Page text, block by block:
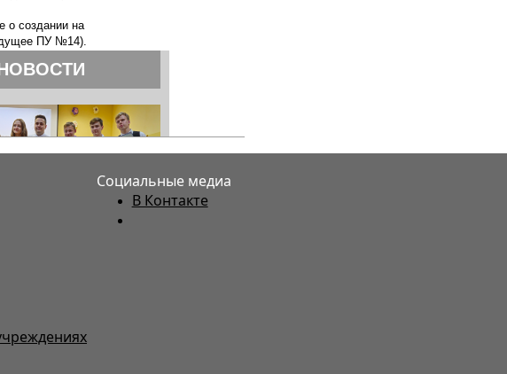
Социальные медиа
В Контакте